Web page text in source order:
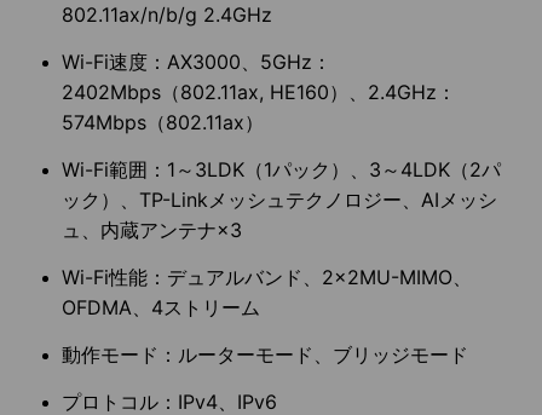
802.11ax/n/b/g 2.4GHz
Wi-Fi速度：AX3000、5GHz：
2402Mbps（802.11ax, HE160）、2.4GHz：
574Mbps（802.11ax）
Wi-Fi範囲：1～3LDK（1パック）、3～4LDK（2パ
ック）、TP-Linkメッシュテクノロジー、AIメッシ
ュ、内蔵アンテナ×3
Wi-Fi性能：デュアルバンド、2×2MU-MIMO、
OFDMA、4ストリーム
動作モード：ルーターモード、ブリッジモード
プロトコル：IPv4、IPv6